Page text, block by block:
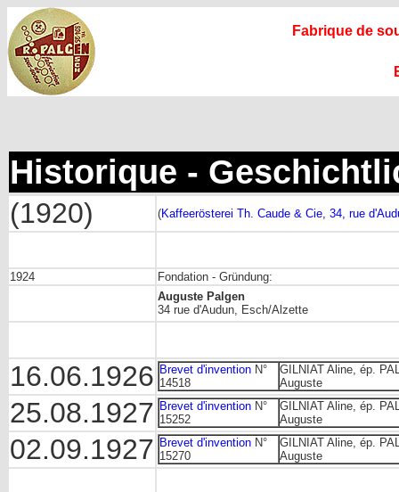
Fabrique de
Historique -
(1920) (Kaffeerösterei Th. Caude & Cie, 34, rue
1924
Fondation - Gründung:
Auguste Palgen
34 rue d'Audun, Esch/Alzette
16.06.1926 Brevet d'invention N°
14518
GILNIAT Aline, ép.
Auguste
25.08.1927 Brevet d'invention N°
15252
GILNIAT Aline, ép.
Auguste
02.09.1927 Brevet d'invention N°
15270
GILNIAT Aline, ép.
Auguste